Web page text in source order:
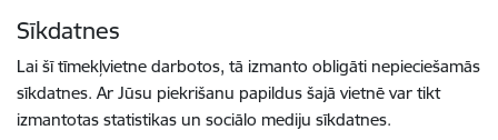
Sīkdatnes
Lai šī tīmekļvietne darbotos, tā izmanto obligāti nepieciešamās
sīkdatnes. Ar Jūsu piekrišanu papildus šajā vietnē var tikt
izmantotas statistikas un sociālo mediju sīkdatnes.